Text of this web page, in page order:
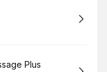
Plus